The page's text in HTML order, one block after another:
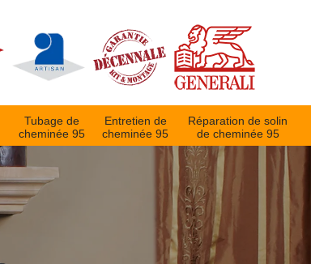
Tubage de
cheminée 95
Entretien de
cheminée 95
Réparation de solin
de cheminée 95